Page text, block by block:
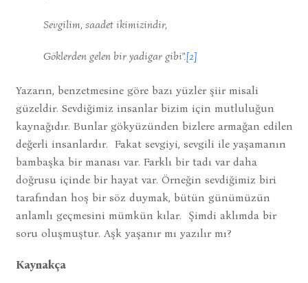
Sevgilim, saadet ikimizindir,
Göklerden gelen bir yadigar gibi”.[2]
Yazarın, benzetmesine göre bazı yüzler şiir misali
güzeldir. Sevdiğimiz insanlar bizim için mutluluğun
kaynağıdır. Bunlar gökyüzünden bizlere armağan edilen
değerli insanlardır. Fakat sevgiyi, sevgili ile yaşamanın
bambaşka bir manası var. Farklı bir tadı var daha
doğrusu içinde bir hayat var. Örneğin sevdiğimiz biri
tarafından hoş bir söz duymak, bütün günümüzün
anlamlı geçmesini mümkün kılar. Şimdi aklımda bir
soru oluşmuştur. Aşk yaşanır mı yazılır mı?
Kaynakça